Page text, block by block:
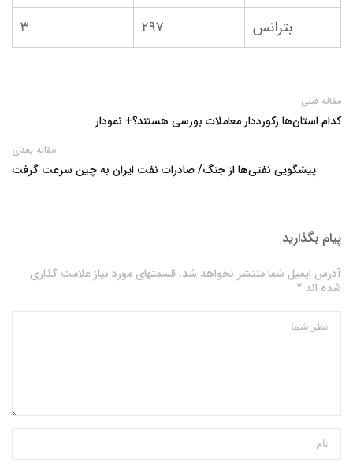
بترانس
۲۹۷ ۳
مقاله قبلی
کدام استان‌ها رکورددار معاملات بورسی هستند؟+ نمودار
مقاله بعدی
پیشگویی نفتی‌ها از جنگ/ صادرات نفت ایران به چین سرعت گرفت
پیام بگذارید
آدرس ایمیل شما منتشر نخواهد شد. قسمتهای مورد نیاز علامت گذاری
شده اند *